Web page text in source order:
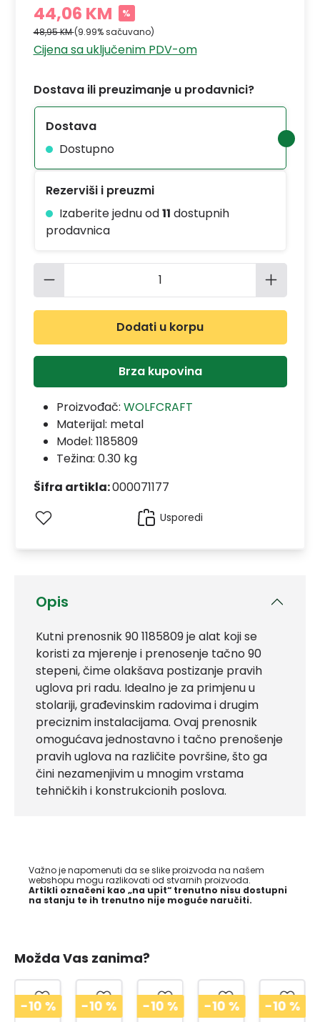
Opis
Kutni prenosnik 90 1185809 je alat koji se
koristi za mjerenje i prenosenje tačno 90
stepeni, čime olakšava postizanje pravih
uglova pri radu. Idealno je za primjenu u
stolariji, građevinskim radovima i drugim
preciznim instalacijama. Ovaj prenosnik
omogućava jednostavno i tačno prenošenje
pravih uglova na različite površine, što ga
čini nezamenjivim u mnogim vrstama
tehničkih i konstrukcionih poslova.
Važno je napomenuti da se slike proizvoda na našem
webshopu mogu razlikovati od stvarnih proizvoda.
Artikli označeni kao „na upit“ trenutno nisu dostupni
na stanju te ih trenutno nije moguće naručiti.
44,06 KM %
48,95 KM(9.99% sačuvano)
Cijena sa uključenim PDV-om
Dostava ili preuzimanje u prodavnici?
Dostava
Dostupno
Rezerviši i preuzmi
Izaberite jednu od11 dostupnih
prodavnica
Količina proizvoda: Unesite
Dodati u korpu
Brza kupovina
Proizvođač: WOLFCRAFT
Materijal: metal
Model: 1185809
Težina: 0.30 kg
Šifra artikla:000071177
Usporedi
Možda Vas zanima?
-10 % -10 % -10 % -10 % -10 %